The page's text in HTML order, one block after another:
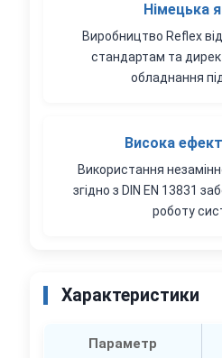
Німецька
Виробництво Reflex
стандартам та
обладнання
Висока
Використання
згідно з DIN EN 13831
роботу
Характеристики
Параметр